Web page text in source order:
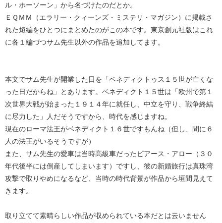
ル・ホーソーン」から名づけたのだとか。
ＥＱＭＭ（エラリー・クィーンズ・ミステリ・マガジン）に掲載さ
れた短編をひとつにまとめたのがこの本です。東京創元社版はこれ
に各１編づつサム先生以外の作品を追加してます。
本文でサム先生が開業した日を「ベネディクトゥス１５世が亡くな
った日だからね」とあります。ベネディクト１５世は「欧州で第１
次世界大戦が始まった１９１４年に就任し、中立を守り、戦争終結
に尽力した」人だそうですから、時代を感じますね。
現在のローマ法王がベネディクト１６世ですもんね（但し、間に６
人の法王がいるそうですが）
また、サム先生の愛車は当時高級車だったピアース・アロー（３０
年代後半には倒産してしまいます）ですし、彼の新婚旅行は真珠湾
攻撃で取りやめになるなど、当時の時代背景が作品から垣間見えて
きます。
取り立てて素晴らしい作品が収められている本だとは云いません